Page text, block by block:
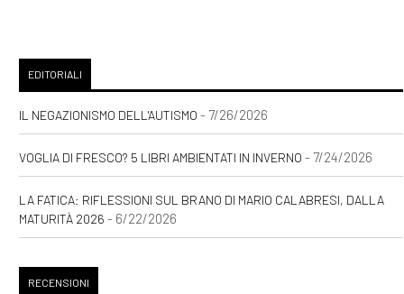
EDITORIALI
IL NEGAZIONISMO DELL'AUTISMO - 7/26/2026
VOGLIA DI FRESCO? 5 LIBRI AMBIENTATI IN INVERNO - 7/24/2026
LA FATICA: RIFLESSIONI SUL BRANO DI MARIO CALABRESI, DALLA
MATURITÀ 2026 - 6/22/2026
RECENSIONI